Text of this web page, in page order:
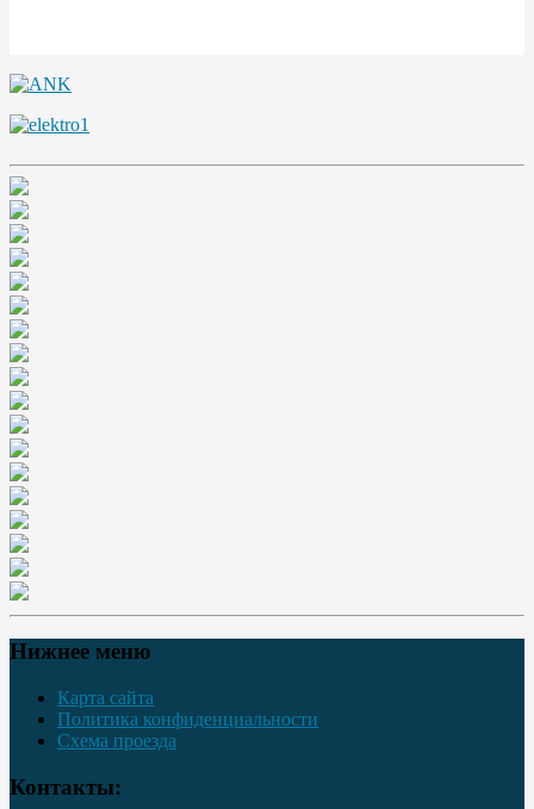
Нижнее меню
Карта сайта
Политика конфиденциальности
Схема проезда
Контакты: